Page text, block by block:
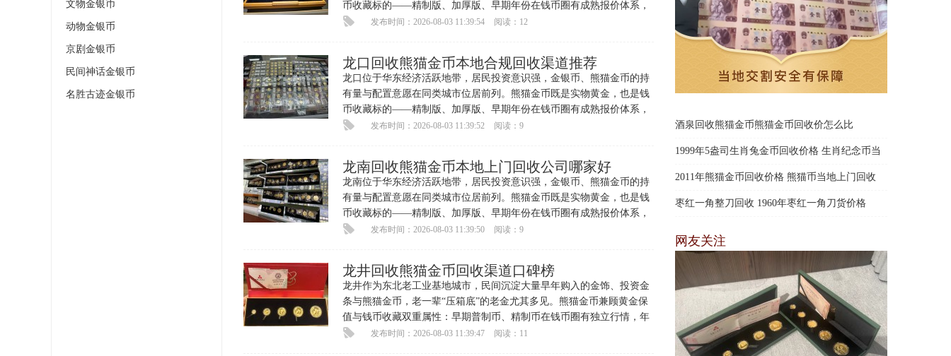
文物金银币
动物金银币
京剧金银币
民间神话金银币
名胜古迹金银币
币收藏标的——精制版、加厚版、早期年份在钱币圈有成熟报价体系，
收藏溢价可观。每逢金价高
发布时间：2026-08-03 11:39:54 阅读：12
龙口回收熊猫金币本地合规回收渠道推荐
龙口位于华东经济活跃地带，居民投资意识强，金银币、熊猫金币的持
有量与配置意愿在同类城市位居前列。熊猫金币既是实物黄金，也是钱
币收藏标的——精制版、加厚版、早期年份在钱币圈有成熟报价体系，
收藏溢价可观。每逢金价高
发布时间：2026-08-03 11:39:52 阅读：9
龙南回收熊猫金币本地上门回收公司哪家好
龙南位于华东经济活跃地带，居民投资意识强，金银币、熊猫金币的持
有量与配置意愿在同类城市位居前列。熊猫金币既是实物黄金，也是钱
币收藏标的——精制版、加厚版、早期年份在钱币圈有成熟报价体系，
收藏溢价可观。每逢金价高
发布时间：2026-08-03 11:39:50 阅读：9
龙井回收熊猫金币回收渠道口碑榜
龙井作为东北老工业基地城市，民间沉淀大量早年购入的金饰、投资金
条与熊猫金币，老一辈“压箱底”的老金尤其多见。熊猫金币兼顾黄金保
值与钱币收藏双重属性：早期普制币、精制币在钱币圈有独立行情，年
份、版别、品相都直接拉
发布时间：2026-08-03 11:39:47 阅读：11
酒泉回收熊猫金币熊猫金币回收价怎么比
1999年5盎司生肖兔金币回收价格 生肖纪念币当
面交易
2011年熊猫金币回收价格 熊猫币当地上门回收
枣红一角整刀回收 1960年枣红一角刀货价格
网友关注